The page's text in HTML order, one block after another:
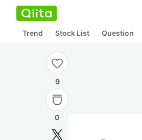
Trend Stock List Question
9
0